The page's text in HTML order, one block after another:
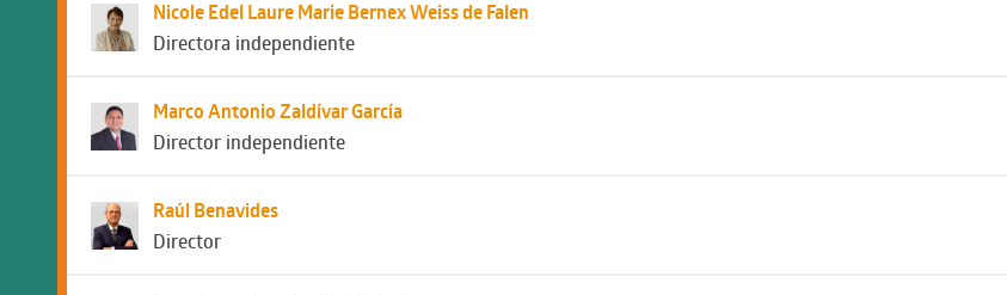
Nicole Edel Laure Marie Bernex Weiss de Falen
Directora independiente
Marco Antonio Zaldívar García
Director independiente
Raúl Benavides
Director